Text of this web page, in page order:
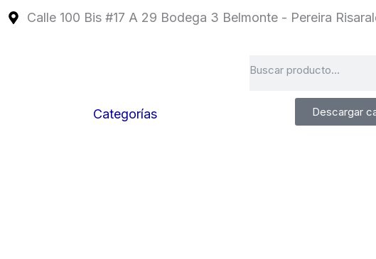
Calle 100 Bis #17 A 29 Bodega 3 Belmonte - Pereira
Categorías Descargar